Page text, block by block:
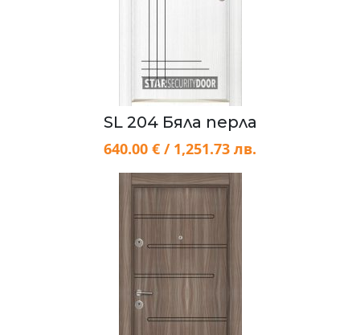
SL 204 Бяла перла
640.00 € / 1,251.73 лв.